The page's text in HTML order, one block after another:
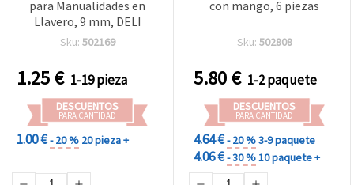
para Manualidades en
Llavero, 9 mm, DELI
Sku: 502169
1.25€ 1-19 pieza
DESCUENTOS
PARA CANTIDAD
1.00 €- 20 % 20 pieza +
con mango, 6 piezas
Sku: 502808
5.80€ 1-2 paquete
DESCUENTOS
PARA CANTIDAD
4.64 €- 20 %3-9 paquete
4.06 €- 30 %10 paquete +